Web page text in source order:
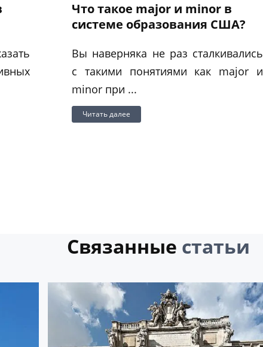
Что такое major и minor в
системе образования США?
Вы наверняка не раз сталкивались
с такими понятиями как major и
minor при ...
Читать далее
Связанные статьи